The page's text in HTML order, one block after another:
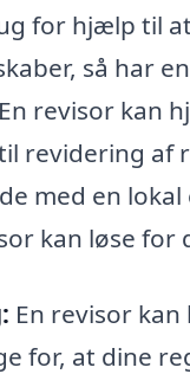
for hjælp til
så har
revisor kan
revidering af
med en
kan løse for
En revisor
for, at dine